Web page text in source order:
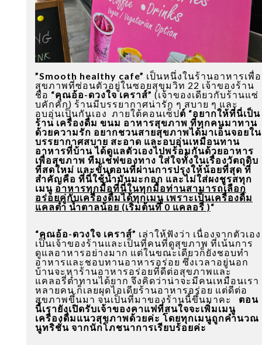
”Smooth healthy cafe” เป็นหนึ่งในร้านอาหารเพื่อ
สุขภาพที่ซ่อนตัวอยู่ในซอยสุขุมวิท 22 เจ้าของร้าน
ชื่อ “คุณอ้อ-ดวงใจ เคราส์” (เจ้าของเดียวกับร้านแซ่
บคักคัก) ร้านมีบรรยากาศน่ารัก ๆ สบาย ๆ และ
อบอุ่นเป็นกันเอง ภายใต้คอนเซ็ปต์ “อยากให้ที่นี่เป็น
ร้าน เครื่องดื่ม ขนม อาหารสุขภาพ ที่ทุกคนมาทาน
ด้วยความรัก อยากชวนสายสุขภาพได้มาเอ็นจอยใน
บรรยากาศสบาย สะอาด และอบอุ่นเหมือนทาน
อาหารที่บ้าน ได้ดูแลตัวเองไปพร้อมกันด้วยอาหาร
เพื่อสุขภาพ ทีมเชฟของทาง ใส่ใจทั้งในเรื่องวัตถุดิบ
ที่สดใหม่ และขั้นตอนที่ผ่านการปรุงให้น้อยที่สุด ที่
สำคัญคือ ที่นี่ใช้น้ำมันมะกอก และไม่ใส่ผงชูรสทุก
เมนู อาหารทุกมื้อที่นี่ในทุกมื้อท่านสามารถเลือก
อร่อยคู่กับเครื่องดื่มได้ทุกเมนู เพราะเป็นเครื่องดื่ม
แคลต่ำ น้ำตาลน้อย (เริ่มต้นที่ 0 แคลอรี่ )“
“คุณอ้อ-ดวงใจ เคราส์” เล่าให้ฟังว่า เนื่องจากตัวเอง
เป็นเจ้าของร้านและเป็นที่คนที่ดูสุขภาพ ที่เน้นการ
ดูแลอาหารอย่างมาก แต่ในขณะเดียวก็ยังชอบทำ
อาหารและชอบทานอาหารอร่อย ซึ่งเวลาอยู่นอก
บ้านจะหาร้านอาหารอร่อยที่ดีต่อสุขภาพและ
แคลอรี่ต่ำทานได้ยาก จึงคิดว่าน่าจะมีคนเหมือนเรา
หลายคน ก็เลยผุดไอเดียร้านอาหารอร่อย แต่ดีต่อ
สุขภาพขึ้นมา จนเป็นที่มาของร้านนี้ขึ้นมาคะ ตอน
นี้เรายังเปิดรับเจ้าของคาแฟที่สนใจจะเพิ่มเมนู
เครื่องดื่มแนวสุขภาพด้วยค่ะ โดยทุกเมนูถูกคำนวณ
นูทริชั่น จากนักโภชนาการเรียบร้อยค่ะ